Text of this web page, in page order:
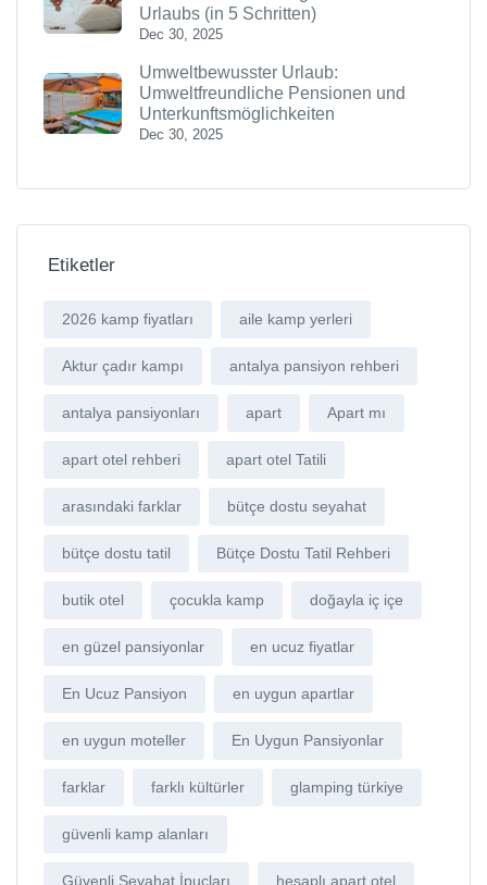
Urlaubs (in 5 Schritten)
Dec 30, 2025
Umweltbewusster Urlaub:
Umweltfreundliche Pensionen und
Unterkunftsmöglichkeiten
Dec 30, 2025
Etiketler
2026 kamp fiyatları aile kamp yerleri
Aktur çadır kampı antalya pansiyon rehberi
antalya pansiyonları apart Apart mı
apart otel rehberi apart otel Tatili
arasındaki farklar bütçe dostu seyahat
bütçe dostu tatil Bütçe Dostu Tatil Rehberi
butik otel çocukla kamp doğayla iç içe
en güzel pansiyonlar en ucuz fiyatlar
En Ucuz Pansiyon en uygun apartlar
en uygun moteller En Uygun Pansiyonlar
farklar farklı kültürler glamping türkiye
güvenli kamp alanları
Güvenli Seyahat İpuçları hesaplı apart otel